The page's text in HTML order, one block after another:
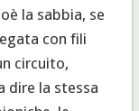
la sabbia, se
con fili
circuito,
dire la stessa